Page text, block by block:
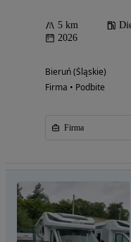
5 km
2026
Bieruń (Śląskie)
Firma • Podbite
Firma